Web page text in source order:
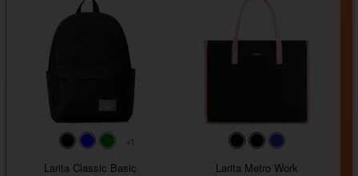
#faf0e6#000000#0000FF
+1
Larita Classic Basic
#000000#000000
Larita Metro Work